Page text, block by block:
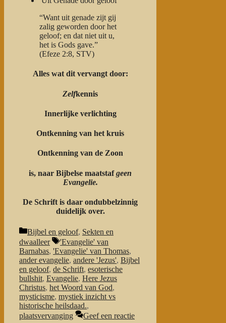
“Want uit genade zijt gij
zalig geworden door het
geloof; en dat niet uit u,
het is Gods gave.”
(Efeze 2:8, STV)
Alles wat dit vervangt door:
Zelfkennis
Innerlijke verlichting
Ontkenning van het kruis
Ontkenning van de Zoon
is, naar Bijbelse maatstafgeen
Evangelie.
De Schrift is daar ondubbelzinnig
duidelijk over.
Categorieën
Bijbel en geloof, Sekten en
dwaalleer
Tags
'Evangelie' van
Barnabas, 'Evangelie' van Thomas,
ander evangelie, andere 'Jezus', Bijbel
en geloof, de Schrift, esoterische
bullshit, Evangelie, Here Jezus
Christus, het Woord van God,
mysticisme, mystiek inzicht vs
historische heilsdaad.,
plaatsvervanging
Geef een reactie